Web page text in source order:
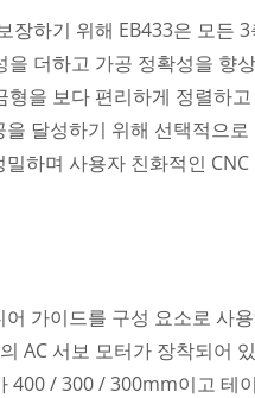
장하기 위해 EB433은 모든
더하고 가공 정확성을 향
을 보다 편리하게 정렬하
달성하기 위해 선택적으
하며 사용자 친화적인
가이드를 구성 요소로 사
AC 서보 모터가 장착되어
400 / 300 / 300mm이고
ZNC EDM 시리